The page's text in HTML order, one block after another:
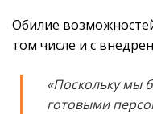
Обилие
том числе и с
«Поскольку мы
готовыми